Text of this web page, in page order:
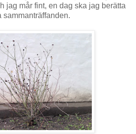
jag mår fint, en dag ska jag berätta
sammanträffanden.